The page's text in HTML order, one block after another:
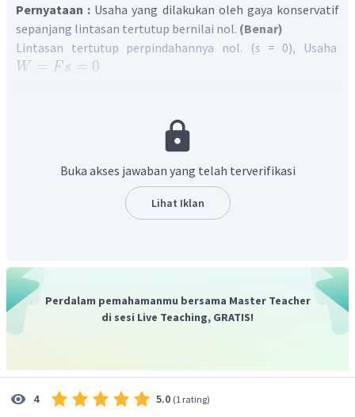
Pernyataan : Usaha yang dilakukan oleh gaya konservatif
sepanjang lintasan tertutup bernilai nol. (Benar)
Lintasan tertutup perpindahannya nol. (s= 0), Usaha
W = F s = 0
Energi potensial adalah energi yang tersimpan pada benda
karena kedudukan atau posisi benda terhadap acuan. Ketika
h = maks . Usaha oleh gaya konservatif
(misalkan gaya berat) juga akan menaikkan energi kinetik.
Oleh karena itu, jawabannya adalah B. Pernyataan
Buka akses jawaban yang telah terverifikasi
Lihat Iklan
Perdalam pemahamanmu bersama Master Teacher
di sesi Live Teaching, GRATIS!
4 5.0 (1 rating)